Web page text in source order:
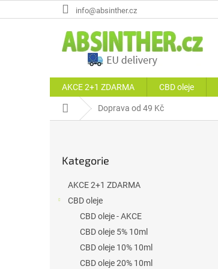
na
info@absinther.cz
AKCE 2+1 ZDARMA CBD oleje
Domů Doprava od 49 Kč
kategorie
Kategorie
AKCE 2+1 ZDARMA
CBD oleje
CBD oleje - AKCE
CBD oleje 5% 10ml
CBD oleje 10% 10ml
CBD oleje 20% 10ml